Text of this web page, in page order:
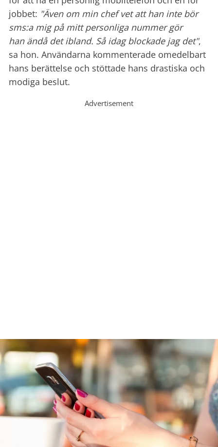
jobbet: "Även om min chef vet att han inte bör
sms:a mig på mitt personliga nummer gör
han ändå det ibland. Så idag blockade jag det",
sa hon. Användarna kommenterade omedelbart
hans berättelse och stöttade hans drastiska och
modiga beslut.
Advertisement